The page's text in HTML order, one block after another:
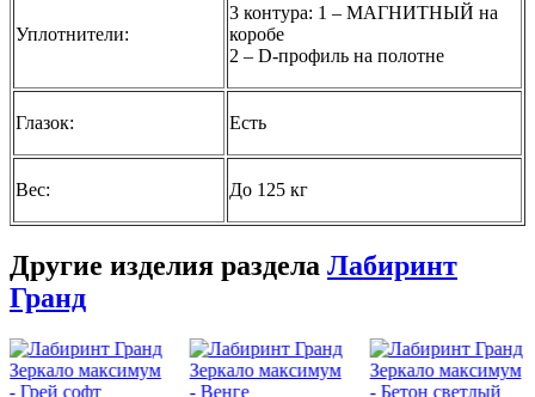
Уплотнители:
3 контура: 1 – МАГНИТНЫЙ на
коробе
2 – D-профиль на полотне
Глазок: Есть
Вес: До 125 кг
Другие изделия раздела Лабиринт
Гранд